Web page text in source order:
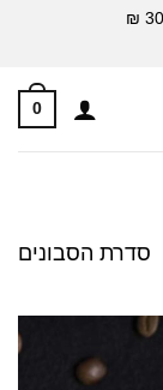
0
סדרת הסבונים